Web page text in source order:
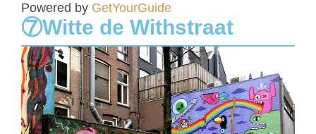
Powered by GetYourGuide
⑦Witte de Withstraat